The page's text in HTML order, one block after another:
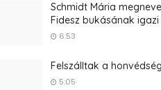
Schmidt Mária
Fidesz bukásának
6:53
Felszálltak a
5:05